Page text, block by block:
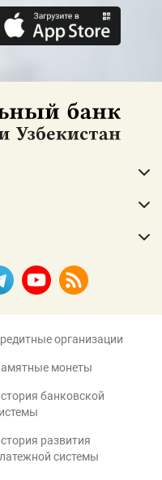
организации
монеты
банковской
развития
системы